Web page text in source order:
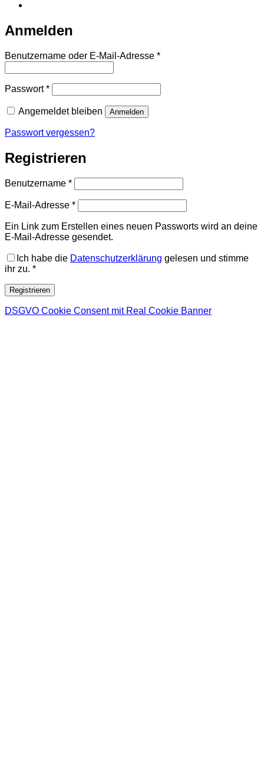
Anmelden
Benutzername oder E-Mail-Adresse *Erforderlich
Passwort*Erforderlich
Angemeldet bleiben Anmelden
Passwort vergessen?
Registrieren
Benutzername *Erforderlich
E-Mail-Adresse *Erforderlich
Ein Link zum Erstellen eines neuen Passworts wird an deine
E-Mail-Adresse gesendet.
Ich habe die Datenschutzerklärung gelesen und stimme
ihr zu. *
Registrieren
DSGVO Cookie Consent mit Real Cookie Banner